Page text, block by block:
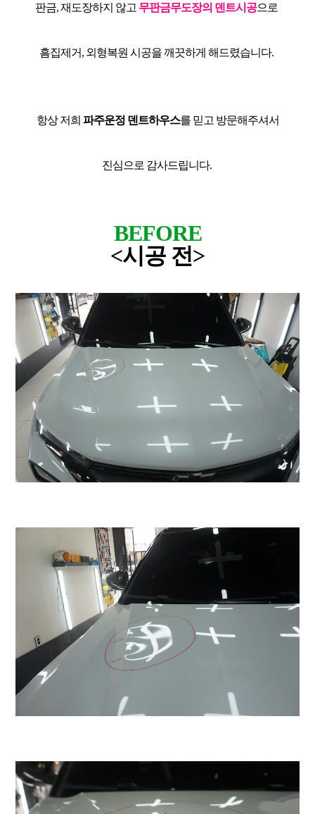
판금, 재도장하지 않고 무판금무도장의 덴트시공으로
흠집제거, 외형복원 시공을 깨끗하게 해드렸습니다.
항상 저희 파주운정 덴트하우스를 믿고 방문해주셔서
진심으로 감사드립니다.
BEFORE
<시공 전>